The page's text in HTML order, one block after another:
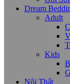
Dream
Adult
Kids
Nội Thất